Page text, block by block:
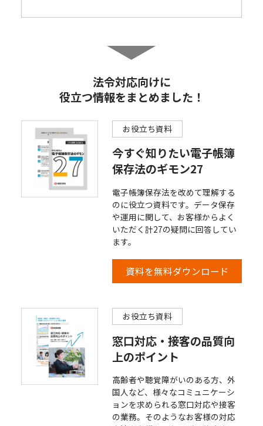
法令対応向けに
役立つ情報をまとめました！
お役立ち資料
今すぐ知りたい電子帳簿
保存法のギモン27
電子帳簿保存法を改めて理解する
のに役立つ資料です。データ保存
や運用に関して、お客様からよく
いただく計27の疑問に回答してい
ます。
資料を無料ダウンロード
お役立ち資料
窓口対応・接客の品質向
上のポイント
高齢者や聴覚障がいのある方、外
国人など、様々なコミュニケーシ
ョンを求められる窓口対応や接客
の業務。そのようなお客様の対応